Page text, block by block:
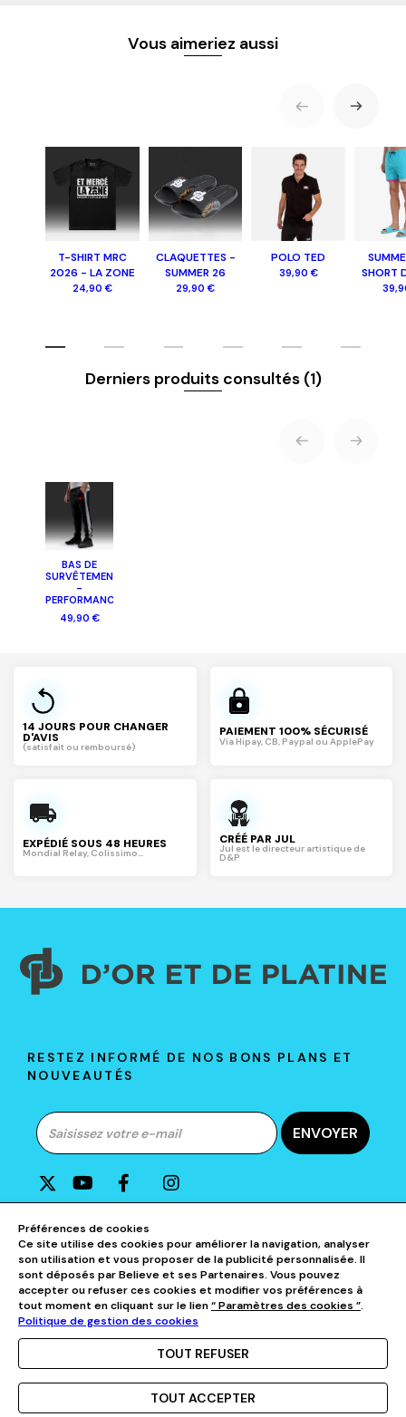
Vous aimeriez aussi
T-SHIRT MRC
2026 - LA ZONE
24,90 €
CLAQUETTES -
SUMMER 26
29,90 €
POLO TED
39,90 €
SHORT
Derniers produits consultés (1)
BAS DE
SURVÊTEMENT
-
PERFORMANCE
49,90 €
14 JOURS POUR CHANGER
D'AVIS
(satisfait ou remboursé)
PAIEMENT 100% SÉCURISÉ
Via Hipay, CB, Paypal ou ApplePay
EXPÉDIÉ SOUS 48 HEURES
Mondial Relay, Colissimo...
CRÉÉ PAR JUL
Jul est le directeur artistique de
D&P
RESTEZ INFORMÉ DE NOS BONS PLANS ET
NOUVEAUTÉS
ENVOYER
A PROPOS DE D&P
AIDE & CONTACTS
NOS CATÉGORIES
Préférences de cookies
Ce site utilise des cookies pour améliorer la navigation, analyser
son utilisation et vous proposer de la publicité personnalisée. Il
sont déposés par Believe et ses Partenaires. Vous pouvez
accepter ou refuser ces cookies et modifier vos préférences à
tout moment en cliquant sur le lien“ Paramètres des cookies ”.
Politique de gestion des cookies
TOUT REFUSER
TOUT ACCEPTER